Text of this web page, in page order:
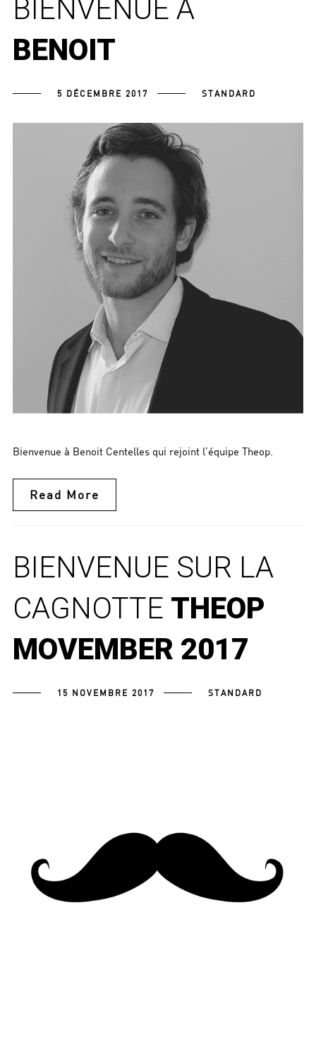
BIENVENUE À
BENOIT
5 DÉCEMBRE 2017 STANDARD
Bienvenue à Benoit Centelles qui rejoint l’équipe Theop.
Read More
BIENVENUE SUR LA
CAGNOTTE THEOP
MOVEMBER 2017
15 NOVEMBRE 2017 STANDARD